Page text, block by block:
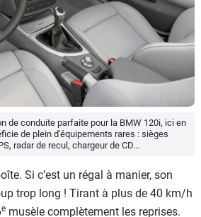
de conduite parfaite pour la BMW 120i, ici en
de plein d'équipements rares : sièges
radar de recul, chargeur de CD...
Si c’est un régal à manier, son
trop long ! Tirant à plus de 40 km/h
e musèle complètement les reprises.